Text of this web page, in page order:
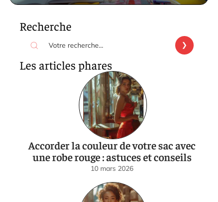
Recherche
Les articles phares
Accorder la couleur de votre sac avec
une robe rouge : astuces et conseils
10 mars 2026